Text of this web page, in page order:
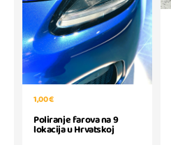
1,00 €
Poliranje farova na 9
lokacija u Hrvatskoj